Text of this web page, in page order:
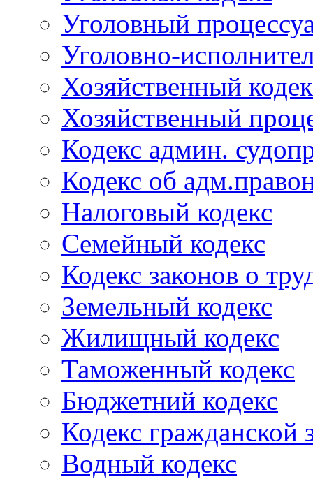
Уголовный
Уголовно-
Хозяйственный
Хозяйственный
Кодекс админ.
Кодекс об
Налоговый кодекс
Семейный кодекс
Кодекс законов о
Земельный кодекс
Жилищный кодекс
Таможенный кодекс
Бюджетний кодекс
Кодекс гражданской
Водный кодекс